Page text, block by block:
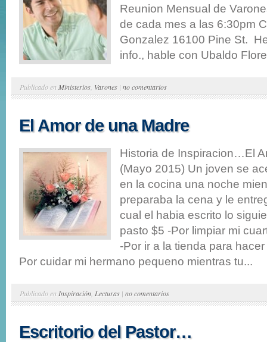
Reunion Mensual de
de cada mes a las 6:30pm
Gonzalez 16100 Pine St.
info., hable con Ubaldo
Publicado en Ministerios Varones | no comentarios
El Amor de una Madre
Historia de Inspiracion…El
(Mayo 2015) Un joven se
en la cocina una noche
preparaba la cena y le
cual el habia escrito lo
pasto $5 -Por limpiar mi
-Por ir a la tienda para
Por cuidar mi hermano pequeno mientras tu...
Publicado en Inspiración Lecturas | no comentarios
Escritorio del Pastor…